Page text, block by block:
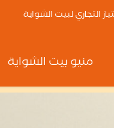
التجاري لبيت الشواية
منيو بيت الشواية